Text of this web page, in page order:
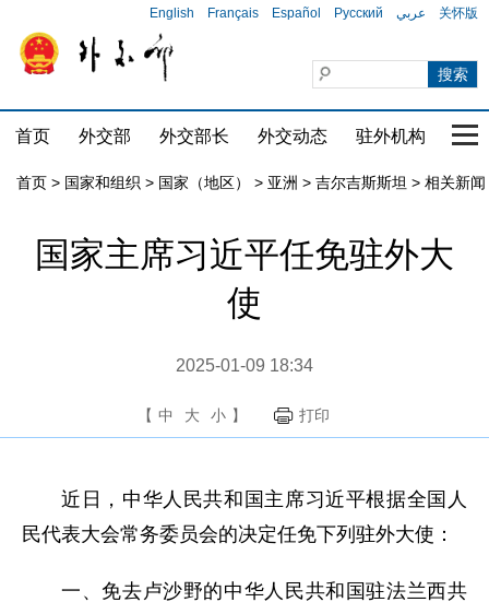
English Français Español Русский عربي 关怀版
首页 外交部 外交部长 外交动态 驻外机构 国
首页 > 国家和组织 > 国家（地区） > 亚洲 > 吉尔吉斯斯坦 > 相关新闻
国家主席习近平任免驻外大
使
2025-01-09 18:34
【 中 大 小 】 打印
近日，中华人民共和国主席习近平根据全国人
民代表大会常务委员会的决定任免下列驻外大使：
一、免去卢沙野的中华人民共和国驻法兰西共